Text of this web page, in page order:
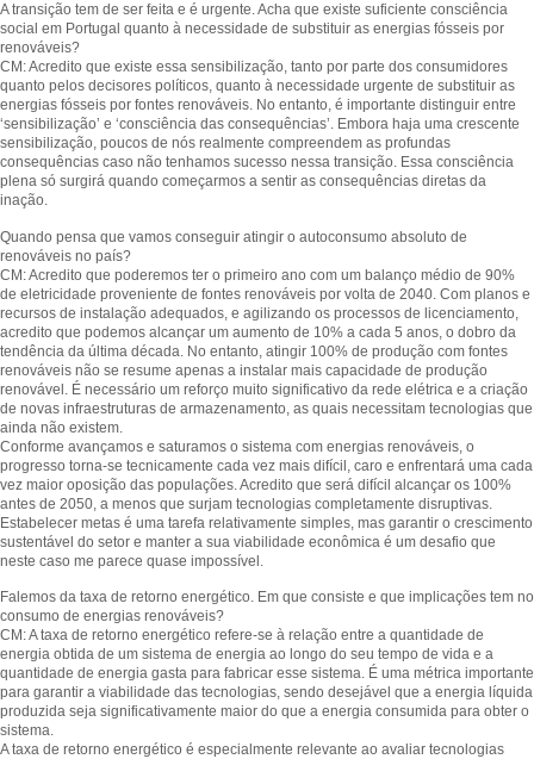
A transição tem de ser feita e é urgente. Acha que existe suficiente consciência
social em Portugal quanto à necessidade de substituir as energias fósseis por
renováveis?
CM: Acredito que existe essa sensibilização, tanto por parte dos consumidores
quanto pelos decisores políticos, quanto à necessidade urgente de substituir as
energias fósseis por fontes renováveis. No entanto, é importante distinguir entre
‘sensibilização’ e ‘consciência das consequências’. Embora haja uma crescente
sensibilização, poucos de nós realmente compreendem as profundas
consequências caso não tenhamos sucesso nessa transição. Essa consciência
plena só surgirá quando começarmos a sentir as consequências diretas da
inação.
Quando pensa que vamos conseguir atingir o autoconsumo absoluto de
renováveis no país?
CM: Acredito que poderemos ter o primeiro ano com um balanço médio de 90%
de eletricidade proveniente de fontes renováveis por volta de 2040. Com planos e
recursos de instalação adequados, e agilizando os processos de licenciamento,
acredito que podemos alcançar um aumento de 10% a cada 5 anos, o dobro da
tendência da última década. No entanto, atingir 100% de produção com fontes
renováveis não se resume apenas a instalar mais capacidade de produção
renovável. É necessário um reforço muito significativo da rede elétrica e a criação
de novas infraestruturas de armazenamento, as quais necessitam tecnologias que
ainda não existem.
Conforme avançamos e saturamos o sistema com energias renováveis, o
progresso torna-se tecnicamente cada vez mais difícil, caro e enfrentará uma cada
vez maior oposição das populações. Acredito que será difícil alcançar os 100%
antes de 2050, a menos que surjam tecnologias completamente disruptivas.
Estabelecer metas é uma tarefa relativamente simples, mas garantir o crescimento
sustentável do setor e manter a sua viabilidade econômica é um desafio que
neste caso me parece quase impossível.
Falemos da taxa de retorno energético. Em que consiste e que implicações tem no
consumo de energias renováveis?
CM: A taxa de retorno energético refere-se à relação entre a quantidade de
energia obtida de um sistema de energia ao longo do seu tempo de vida e a
quantidade de energia gasta para fabricar esse sistema. É uma métrica importante
para garantir a viabilidade das tecnologias, sendo desejável que a energia líquida
produzida seja significativamente maior do que a energia consumida para obter o
sistema.
A taxa de retorno energético é especialmente relevante ao avaliar tecnologias